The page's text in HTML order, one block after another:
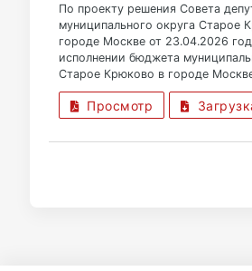
По проекту решения Совета
муниципального округа Старое
городе Москве от 23.04.2026
исполнении бюджета
Старое Крюково в городе
Просмотр